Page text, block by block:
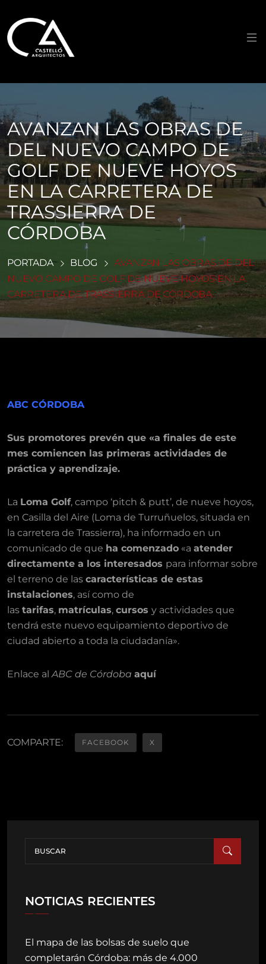
contenido
AVANZAN LAS OBRAS DE
DEL NUEVO CAMPO DE
GOLF DE NUEVE HOYOS
EN LA CARRETERA DE
TRASSIERRA DE
CÓRDOBA
PORTADA BLOG
AVANZAN LAS OBRAS DE DEL
NUEVO CAMPO DE GOLF DE NUEVE HOYOS EN LA
CARRETERA DE TRASSIERRA DE CÓRDOBA
ABC CÓRDOBA
Sus promotores prevén que «a finales de este
mes comiencen las primeras actividades de
práctica y aprendizaje.
La Loma Golf, campo ‘pitch & putt’, de nueve hoyos,
en Casilla del Aire (Loma de Turruñuelos, situada en
la carretera de Trassierra), ha informado en un
comunicado de que ha comenzado «a atender
directamente a los interesados para informar sobre
el terreno de las características de estas
instalaciones, así como de
las tarifas, matrículas, cursos y actividades que
tendrá este nuevo equipamiento deportivo de
ciudad abierto a toda la ciudadanía».
Enlace al ABC de Córdoba aquí
COMPARTE: FACEBOOK X
NOTICIAS RECIENTES
El mapa de las bolsas de suelo que
completarán Córdoba: más de 4.000